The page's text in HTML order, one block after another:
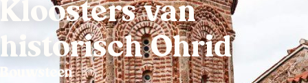
Kloosters van
historisch Ohrid
Bouwsteen